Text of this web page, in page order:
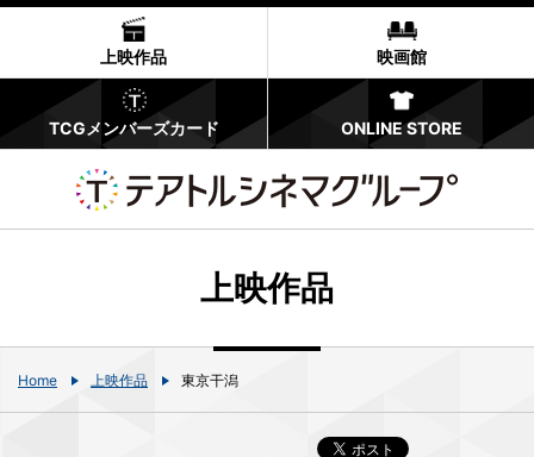
上映作品 映画館
TCGメンバーズカード ONLINE STORE
上映作品
Home 上映作品 東京干潟